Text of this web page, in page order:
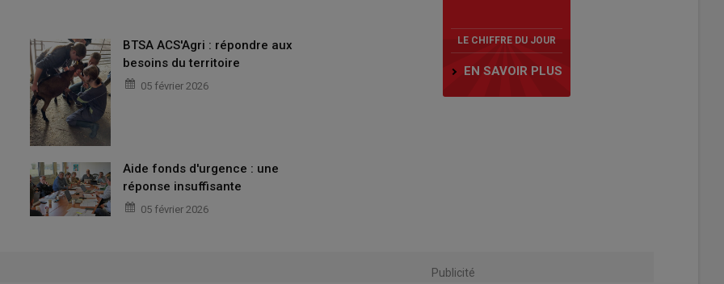
BTSA ACS'Agri : répondre aux
besoins du territoire
05 février 2026
Aide fonds d'urgence : une
réponse insuffisante
05 février 2026
LE CHIFFRE DU JOUR
EN SAVOIR PLUS
Publicité